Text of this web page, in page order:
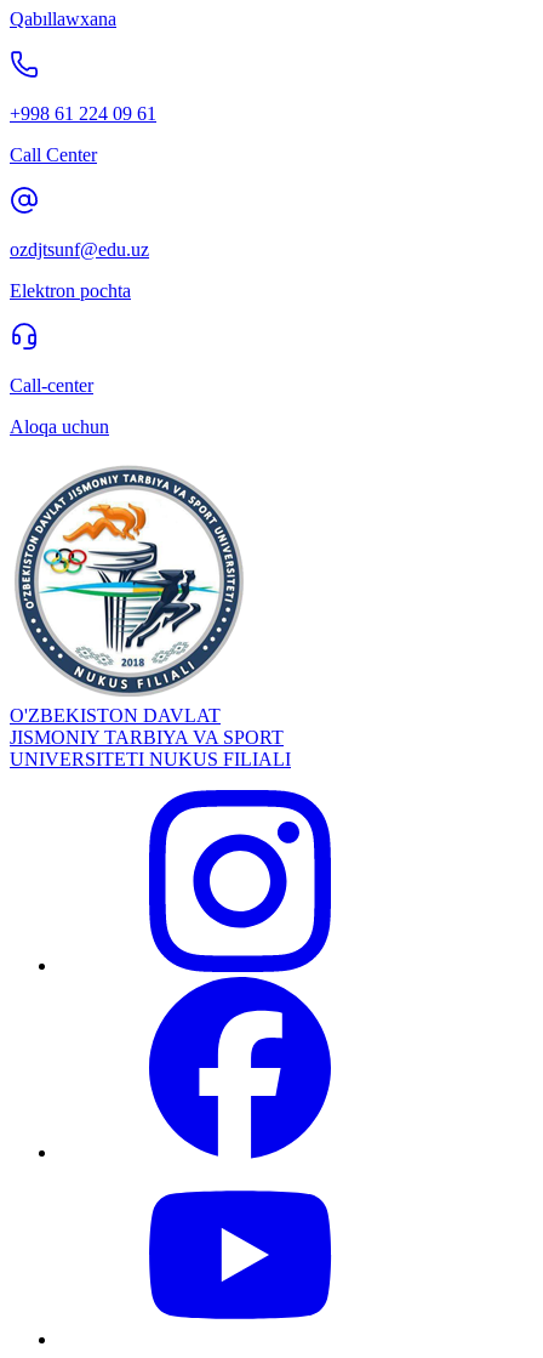
Qabıllawxana
+998 61 224 09 61
Call Center
ozdjtsunf@edu.uz
Elektron pochta
Call-center
Aloqa uchun
O'ZBEKISTON DAVLAT
JISMONIY TARBIYA VA SPORT
UNIVERSITETI NUKUS FILIALI